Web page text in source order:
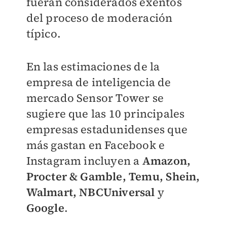
del proceso de moderación
típico.
En las estimaciones de la
empresa de inteligencia de
mercado Sensor Tower se
sugiere que las 10 principales
empresas estadunidenses que
más gastan en Facebook e
Instagram incluyen a Amazon,
Procter & Gamble, Temu, Shein,
Walmart, NBCUniversal y
Google.